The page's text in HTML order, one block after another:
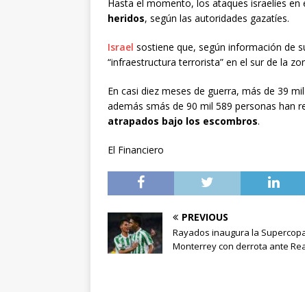
Hasta el momento, los ataques israelíes en
heridos, según las autoridades gazatíes.
Israel sostiene que, según información de
“infraestructura terrorista” en el sur de la
En casi diez meses de guerra, más de 39
además smás de 90 mil 589 personas han
atrapados bajo los escombros.
El Financiero
PREVIOUS
Rayados inaugura la
Monterrey con derrota ante